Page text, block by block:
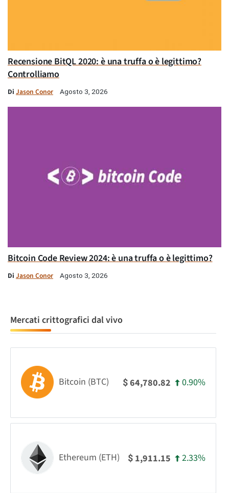
Recensione BitQL 2020: è una truffa o è legittimo?
Controlliamo
Di Jason Conor Agosto 3, 2026
Bitcoin Code Review 2024: è una truffa o è legittimo?
Di Jason Conor Agosto 3, 2026
Mercati crittografici dal vivo
Bitcoin (BTC) $64,780.82 0.90%
Ethereum (ETH) $ 1,911.15 2.33%